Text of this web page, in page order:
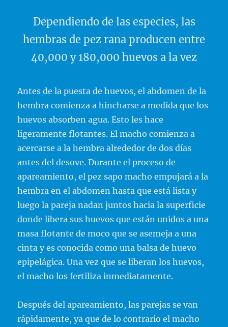
Dependiendo de las especies, las
hembras de pez rana producen entre
40,000 y 180,000 huevos a la vez
Antes de la puesta de huevos, el abdomen de la
hembra comienza a hincharse a medida que los
huevos absorben agua. Esto les hace
ligeramente flotantes. El macho comienza a
acercarse a la hembra alrededor de dos días
antes del desove. Durante el proceso de
apareamiento, el pez sapo macho empujará a la
hembra en el abdomen hasta que está lista y
luego la pareja nadan juntos hacia la superficie
donde libera sus huevos que están unidos a una
masa flotante de moco que se asemeja a una
cinta y es conocida como una balsa de huevo
epipelágica. Una vez que se liberan los huevos,
el macho los fertiliza inmediatamente.
Después del apareamiento, las parejas se van
rápidamente, ya que de lo contrario el macho